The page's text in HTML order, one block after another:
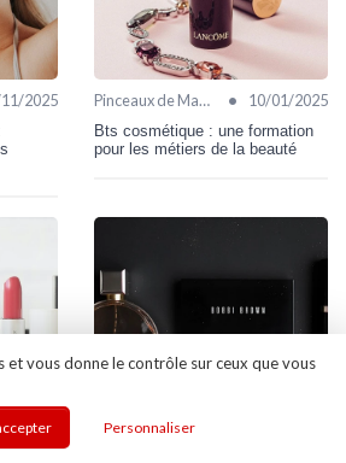
2025 Pinceaux de Maquillage • 10/01/2025
Bts cosmétique : une formation
pour les métiers de la beauté
et vous donne le contrôle sur ceux que vous
Personnaliser